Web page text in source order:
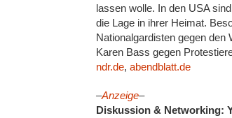
lassen wolle. In den USA
die Lage in ihrer Heimat.
Nationalgardisten gegen
Karen Bass gegen
ndr.de, abendblatt.de
–Anzeige–
Diskussion & Networking: